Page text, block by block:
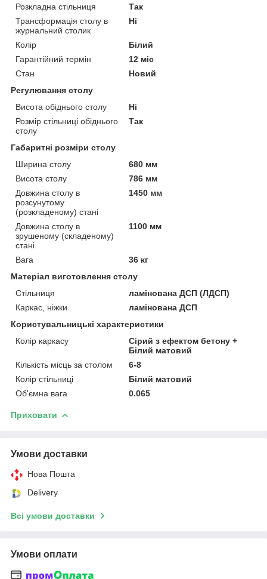
Розкладна стільниця
Так
Трансформація столу в
журнальний столик
Ні
Колір
Білий
Гарантійний термін
12 міс
Стан
Новий
Регулювання столу
Висота обіднього столу
Ні
Розмір стільниці обіднього
столу
Так
Габаритні розміри столу
Ширина столу
680 мм
Висота столу
786 мм
Довжина столу в
розсунутому
(розкладеному) стані
1450 мм
Довжина столу в
зрушеному (складеному)
стані
1100 мм
Вага
36 кг
Матеріал виготовлення столу
Стільниця
ламінована ДСП (ЛДСП)
Каркас, ніжки
ламінована ДСП
Користувальницькі характеристики
Колір каркасу
Сірий з ефектом бетону +
Білий матовий
Кількість місць за столом
6-8
Колір стільниці
Білий матовий
Об'ємна вага
0.065
Приховати
Умови доставки
Нова Пошта
Delivery
Всі умови доставки
Умови оплати